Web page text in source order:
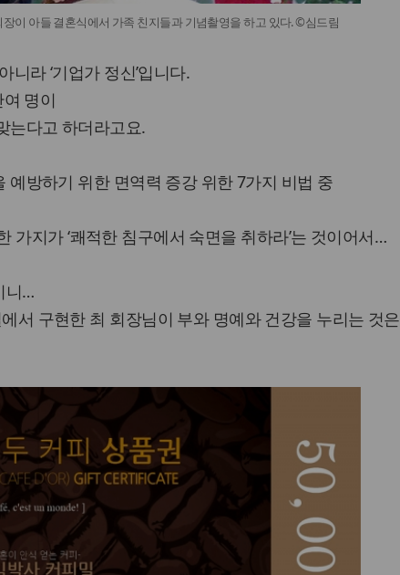
이 아들 결혼식에서 가족 친지들과 기념촬영을 하고 있다. ©심드림
라 ‘기업가 정신’입니다.
명이
는다고 하더라고요.
예방하기 위한 면역력 증강 위한 7가지 비법 중
가지가 ‘쾌적한 침구에서 숙면을 취하라’는 것이어서…
니…
서 구현한 최 회장님이 부와 명예와 건강을 누리는 것은